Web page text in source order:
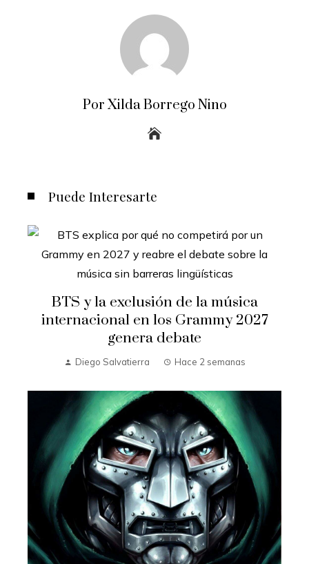
Por Xilda Borrego Nino
Puede Interesarte
BTS y la exclusión de la música
internacional en los Grammy 2027
genera debate
Diego Salvatierra Hace 2 semanas